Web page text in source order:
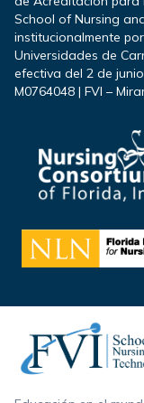
School of Nursing
institucionalmente
Universidades de
efectiva del 2 de
M0764048 | FVI –